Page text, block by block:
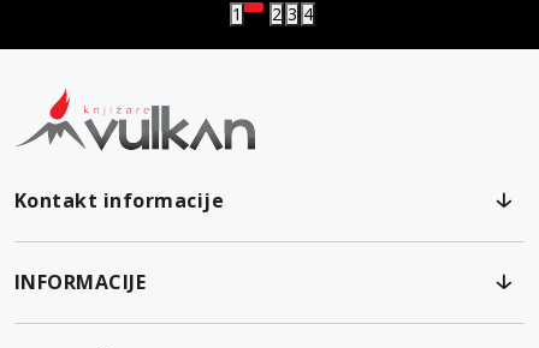
1 2 3 4
Kontakt informacije
INFORMACIJE